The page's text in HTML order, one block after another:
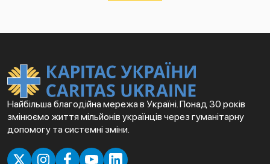
Найбільша благодійна мережа в Україні. Понад 30 років
змінюємо життя мільйонів українців через гуманітарну
допомогу та системні зміни.